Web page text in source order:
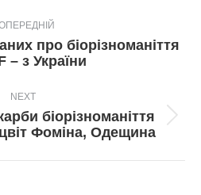
Попередній
пост:
про біорізноманіття
– з України
NEXT
Next
post:
біорізноманіття
Фоміна, Одещина